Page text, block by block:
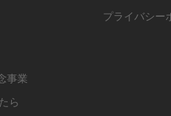
事業
ら
プライバシー